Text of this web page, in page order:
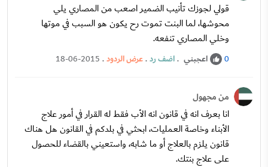
قولي لجوزك تأنيب الضمير اصعب من المصاري يلي
محوشها، لما البنت تموت رح يكون هو السبب في موتها
وخلي المصاري تنفعه.
0 اعجبني .اضف رد.عرض الردود.
18-06-2015
من مجهول
انا بعرف انه في قانون انه الأب فقط له القرار في أمور علاج
الأبناء وخاصة العمليات، ابحثي في بلدكم في القانون هل هناك
قانون يلزم بالعلاج أو ما شابه، واستعيني بالقضاء للحصول
على علاج بنتك.